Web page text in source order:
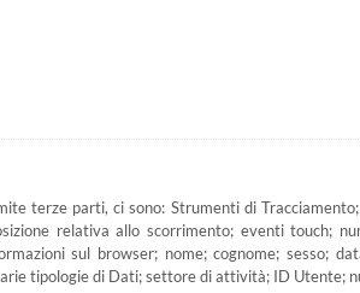
terze parti, ci sono: Strumenti di
relativa allo scorrimento; eventi touch;
sul browser; nome; cognome; sesso;
tipologie di Dati; settore di attività; ID Utente;